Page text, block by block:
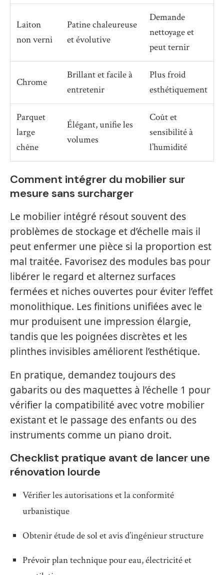
Laiton
non verni
Patine chaleureuse
et évolutive
Demande
nettoyage et
peut ternir
Chrome
Brillant et facile à
entretenir
Plus froid
esthétiquement
Parquet
large
chêne
Élégant, unifie les
volumes
Coût et
sensibilité à
l’humidité
Comment intégrer du mobilier sur
mesure sans surcharger
Le mobilier intégré résout souvent des
problèmes de stockage et d’échelle mais il
peut enfermer une pièce si la proportion est
mal traitée. Favorisez des modules bas pour
libérer le regard et alternez surfaces
fermées et niches ouvertes pour éviter l’effet
monolithique. Les finitions unifiées avec le
mur produisent une impression élargie,
tandis que les poignées discrètes et les
plinthes invisibles améliorent l’esthétique.
En pratique, demandez toujours des
gabarits ou des maquettes à l’échelle 1 pour
vérifier la compatibilité avec votre mobilier
existant et le passage des enfants ou des
instruments comme un piano droit.
Checklist pratique avant de lancer une
rénovation lourde
Vérifier les autorisations et la conformité
urbanistique
Obtenir étude de sol et avis d’ingénieur structure
Prévoir plan technique pour eau, électricité et